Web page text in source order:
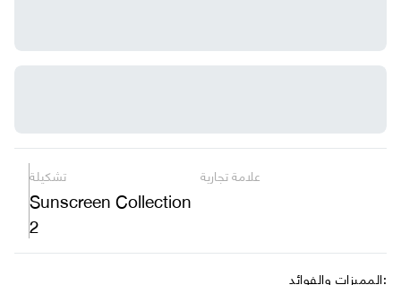
تشكيلة
Sunscreen Collection
2
علامة تجارية
المميزات والفوائد: